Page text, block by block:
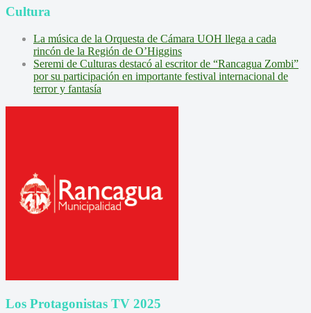
Cultura
La música de la Orquesta de Cámara UOH llega a cada
rincón de la Región de O’Higgins
Seremi de Culturas destacó al escritor de “Rancagua Zombi”
por su participación en importante festival internacional de
terror y fantasía
Los Protagonistas TV 2025